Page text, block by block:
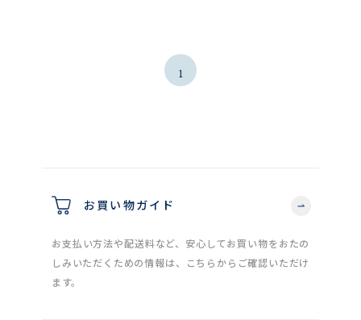
1
お買い物ガイド
お支払い方法や配送料など、安心してお買い物をおたの
しみいただくための情報は、こちらからご確認いただけ
ます。